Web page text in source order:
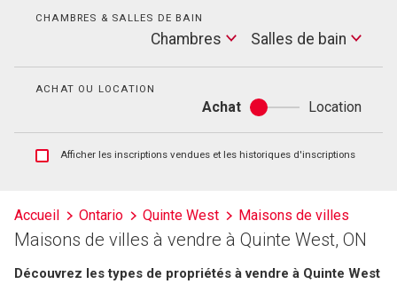
CHAMBRES & SALLES DE BAIN
Chambres
Salles
de
Salles de bain
ACHAT OU LOCATION
Achat
Achat
ou
location
Location
Afficher
et
les
d'inscriptions
Afficher les inscriptions vendues et les historiques d'inscriptions
Accueil Ontario Quinte West Maisons de villes
Maisons de villes à vendre à Quinte West, ON
Découvrez les types de propriétés à vendre à Quinte West